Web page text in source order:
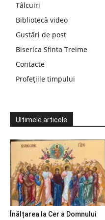
Tâlcuiri
Bibliotecă video
Gustări de post
Biserica Sfinta Treime
Contacte
Profețiile timpului
Ultimele articole
Înălțarea la Cer a Domnului